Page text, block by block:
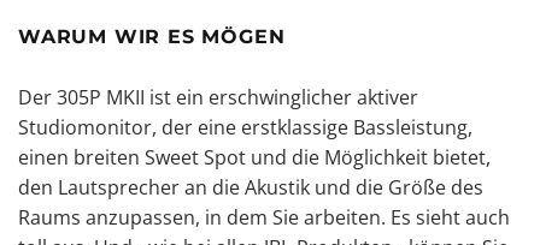
WARUM WIR ES MÖGEN
Der 305P MKII ist ein erschwinglicher aktiver
Studiomonitor, der eine erstklassige Bassleistung,
einen breiten Sweet Spot und die Möglichkeit bietet,
den Lautsprecher an die Akustik und die Größe des
Raums anzupassen, in dem Sie arbeiten. Es sieht auch